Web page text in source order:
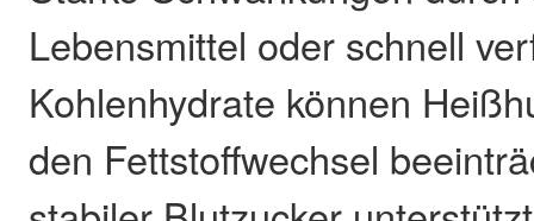
Lebensmittel oder schnell
Kohlenhydrate können
den Fettstoffwechsel